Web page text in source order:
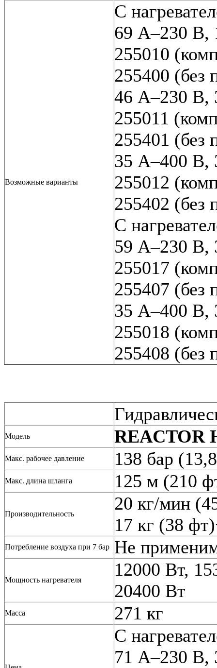
Возможные варианты
С
69 A–230 В,
255010
255400 (без
46 A–230 В,
255011
255401 (без
35 A–400 В,
255012
255402 (без
С
59 A–230 В,
255017
255407 (без
35 A–400 В,
255018
255408 (без
Модель REACTOR
Макс. рабочее давление 138 бар
Макс. длина шланга 125 м (210
Производительность
20 кг/мин
17 кг (38
Потребление воздуха при 7 бар Не
Мощность нагревателя
12000 Вт,
20400 Вт
Масса 271 кг
С
71 A–230 В,